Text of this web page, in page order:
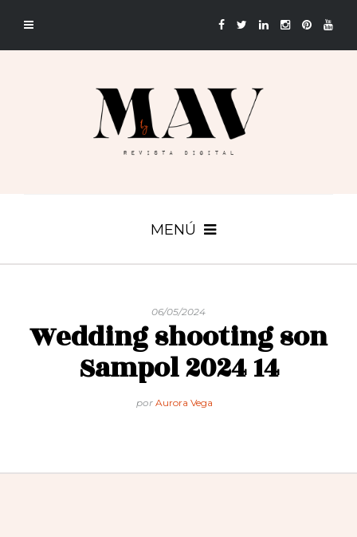
MENÚ
06/05/2024
Wedding shooting son
Sampol 2024 14
por Aurora Vega